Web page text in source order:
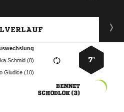
7’
 
 

 